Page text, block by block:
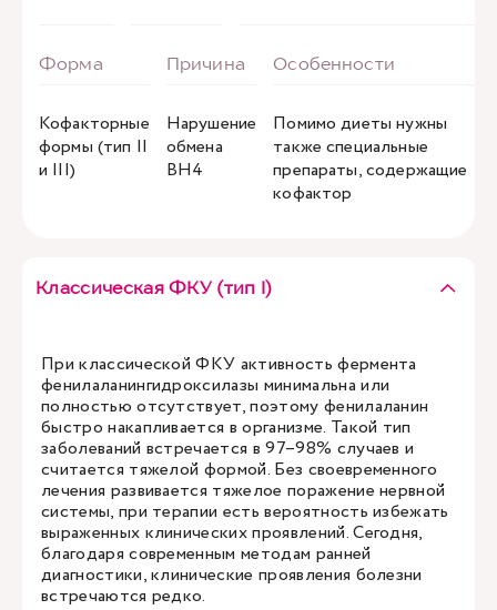
Кофакторные
формы (тип II
и III)
Нарушение
обмена
BH4
Помимо диеты нужны
также специальные
препараты, содержащие
кофактор
Классическая ФКУ (тип I)
При классической ФКУ активность фермента
фенилаланингидроксилазы минимальна или
полностью отсутствует, поэтому фенилаланин
быстро накапливается в организме. Такой тип
заболеваний встречается в 97–98% случаев и
считается тяжелой формой. Без своевременного
лечения развивается тяжелое поражение нервной
системы, при терапии есть вероятность избежать
выраженных клинических проявлений. Сегодня,
благодаря современным методам ранней
диагностики, клинические проявления болезни
встречаются редко.